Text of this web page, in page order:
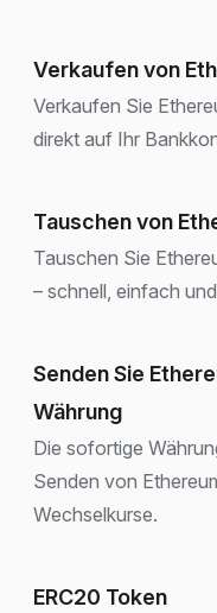
Verkaufen von
Verkaufen Sie
direkt auf Ihr
Tauschen von
Tauschen Sie
– schnell, einfach
Senden Sie
Währung
Die sofortige
Senden von
Wechselkurse.
ERC20 Token